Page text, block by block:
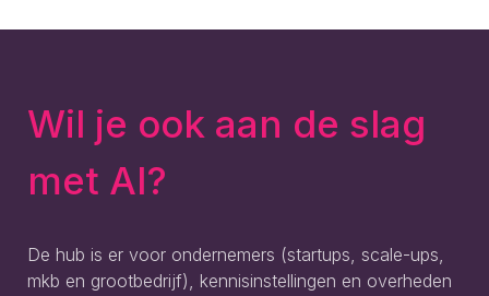
Wil je ook aan de slag
met AI?
De hub is er voor ondernemers (startups, scale-ups,
mkb en grootbedrijf), kennisinstellingen en overheden